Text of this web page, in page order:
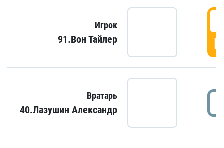
Игрок
91.Вон Тайлер
Вратарь
40.Лазушин Александр